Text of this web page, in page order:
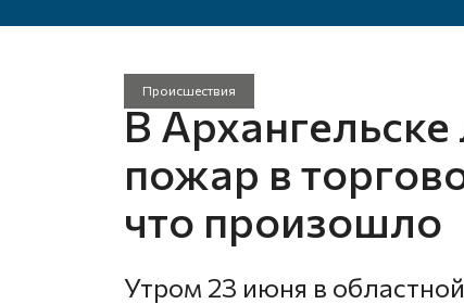
Происшествия
В
пожар в
что произошло
Утром 23 июня в